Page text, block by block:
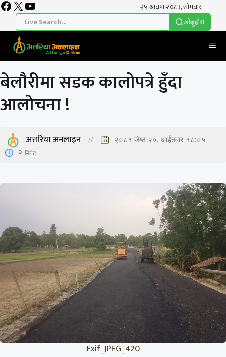
Skip
content
Facebook
X YouTube
खाेज्नुहाेस
बेलौरीमा सडक कालोपत्रे हुँदा
आलोचना !
अत्तरिया अनलाइन २०८१ जेष्ठ २०, आईतवार १८:०५
2 मिनेट
Exif_JPEG_420